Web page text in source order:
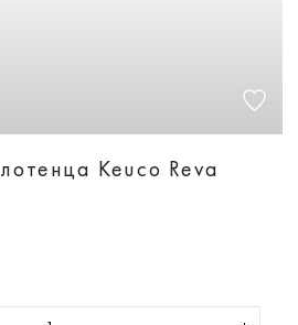
Keuco Reva